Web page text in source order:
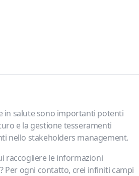
in salute sono importanti potenti
e la gestione tesseramenti
nello stakeholders management.
raccogliere le informazioni
Per ogni contatto, crei infiniti campi